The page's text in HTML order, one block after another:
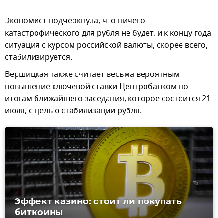
Экономист подчеркнула, что ничего
катастрофического для рубля не будет, и к концу года
ситуация с курсом российской валюты, скорее всего,
стабилизируется.
Вершицкая также считает весьма вероятным
повышение ключевой ставки Центробанком по
итогам ближайшего заседания, которое состоится 21
июля, с целью стабилизации рубля.
Эффект казино: стоит ли покупать
биткоины